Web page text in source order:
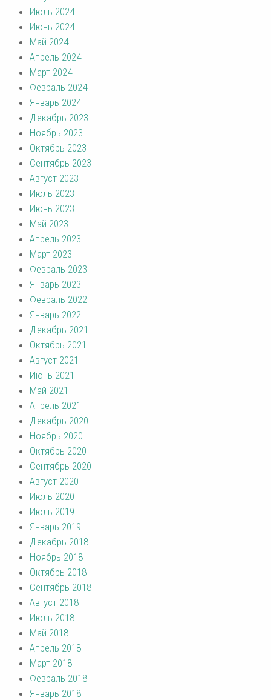
Июль 2024
Июнь 2024
Май 2024
Апрель 2024
Март 2024
Февраль 2024
Январь 2024
Декабрь 2023
Ноябрь 2023
Октябрь 2023
Сентябрь 2023
Август 2023
Июль 2023
Июнь 2023
Май 2023
Апрель 2023
Март 2023
Февраль 2023
Январь 2023
Февраль 2022
Январь 2022
Декабрь 2021
Октябрь 2021
Август 2021
Июнь 2021
Май 2021
Апрель 2021
Декабрь 2020
Ноябрь 2020
Октябрь 2020
Сентябрь 2020
Август 2020
Июль 2020
Июль 2019
Январь 2019
Декабрь 2018
Ноябрь 2018
Октябрь 2018
Сентябрь 2018
Август 2018
Июль 2018
Май 2018
Апрель 2018
Март 2018
Февраль 2018
Январь 2018